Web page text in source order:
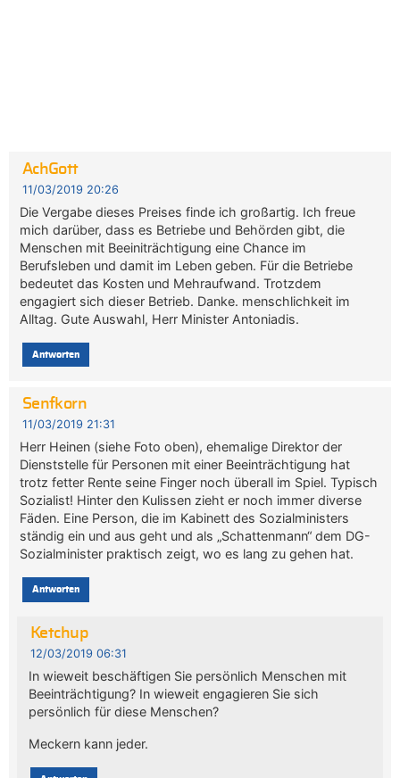
AchGott
11/03/2019 20:26
Die Vergabe dieses Preises finde ich großartig. Ich freue
mich darüber, dass es Betriebe und Behörden gibt, die
Menschen mit Beeiniträchtigung eine Chance im
Berufsleben und damit im Leben geben. Für die Betriebe
bedeutet das Kosten und Mehraufwand. Trotzdem
engagiert sich dieser Betrieb. Danke. menschlichkeit im
Alltag. Gute Auswahl, Herr Minister Antoniadis.
Antworten
Senfkorn
11/03/2019 21:31
Herr Heinen (siehe Foto oben), ehemalige Direktor der
Dienststelle für Personen mit einer Beeinträchtigung hat
trotz fetter Rente seine Finger noch überall im Spiel. Typisch
Sozialist! Hinter den Kulissen zieht er noch immer diverse
Fäden. Eine Person, die im Kabinett des Sozialministers
ständig ein und aus geht und als „Schattenmann“ dem DG-
Sozialminister praktisch zeigt, wo es lang zu gehen hat.
Antworten
Ketchup
12/03/2019 06:31
In wieweit beschäftigen Sie persönlich Menschen mit
Beeinträchtigung? In wieweit engagieren Sie sich
persönlich für diese Menschen?
Meckern kann jeder.